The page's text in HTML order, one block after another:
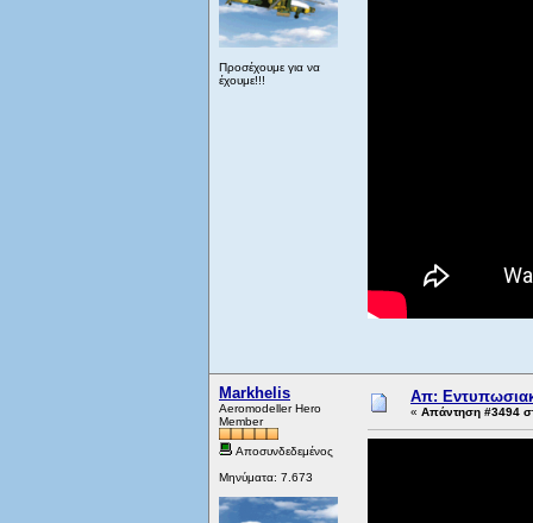
Προσέχουμε για να
έχουμε!!!
Markhelis
Aeromodeller Hero
Member
Αποσυνδεδεμένος
Μηνύματα: 7.673
Απ:
« Απάντηση #3494